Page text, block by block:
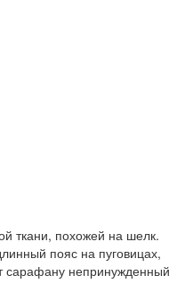
ткани, похожей на шелк.
пояс на пуговицах,
сарафану непринужденный